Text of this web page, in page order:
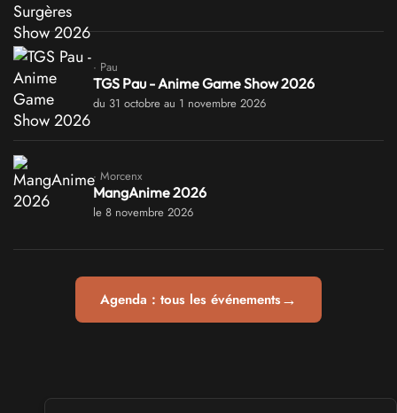
· Pau
TGS Pau - Anime Game Show 2026
du 31 octobre au 1 novembre 2026
· Morcenx
MangAnime 2026
le 8 novembre 2026
Agenda : tous les événements→